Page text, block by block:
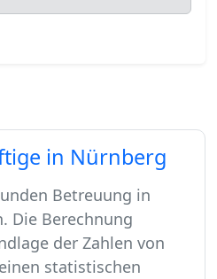
in Nürnberg
Betreuung in
Die Berechnung
der Zahlen von
statistischen